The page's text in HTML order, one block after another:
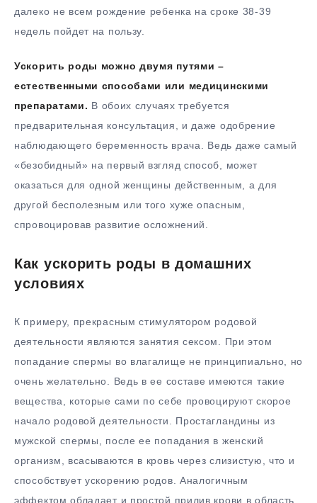
далеко не всем рождение ребенка на сроке 38-39
недель пойдет на пользу.
Ускорить роды можно двумя путями –
естественными способами или медицинскими
препаратами. В обоих случаях требуется
предварительная консультация, и даже одобрение
наблюдающего беременность врача. Ведь даже самый
«безобидный» на первый взгляд способ, может
оказаться для одной женщины действенным, а для
другой бесполезным или того хуже опасным,
спровоцировав развитие осложнений.
Как ускорить роды в домашних
условиях
К примеру, прекрасным стимулятором родовой
деятельности являются занятия сексом. При этом
попадание спермы во влагалище не принципиально, но
очень желательно. Ведь в ее составе имеются такие
вещества, которые сами по себе провоцируют скорое
начало родовой деятельности. Простагландины из
мужской спермы, после ее попадания в женский
организм, всасываются в кровь через слизистую, что и
способствует ускорению родов. Аналогичным
эффектом обладает и простой прилив крови в область